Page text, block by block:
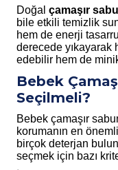
Doğal çamaşır
bile etkili temizlik
hem de enerji
derecede
edebilir hem de
Bebek
Seçilmeli?
Bebek çamaşır
korumanın en
birçok deterjan
seçmek için bazı